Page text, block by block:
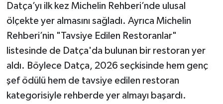
Datça’yı ilk kez Michelin Rehberi’nde ulusal
ölçekte yer almasını sağladı. Ayrıca Michelin
Rehberi’nin "Tavsiye Edilen Restoranlar"
listesinde de Datça'da bulunan bir restoran yer
aldı. Böylece Datça, 2026 seçkisinde hem genç
şef ödülü hem de tavsiye edilen restoran
kategorisiyle rehberde yer almayı başardı.